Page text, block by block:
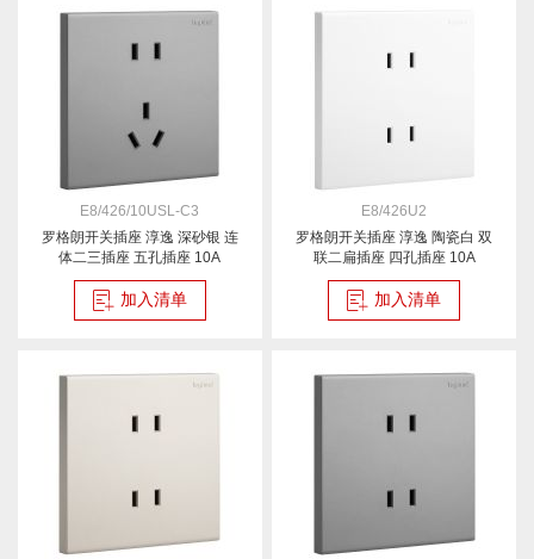
E8/426/10USL-C3
罗格朗开关插座 淳逸 深砂银 连
体二三插座 五孔插座 10A
加入清单
E8/426U2
罗格朗开关插座 淳逸 陶瓷白 双
联二扁插座 四孔插座 10A
加入清单